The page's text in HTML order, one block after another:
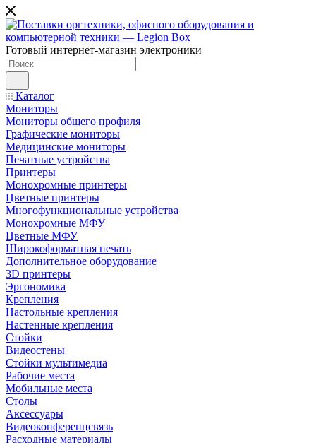
Готовый интернет-магазин электроники
Каталог
Мониторы
Мониторы общего профиля
Графические мониторы
Медицинские мониторы
Печатные устройства
Принтеры
Моноxромныe принтеры
Цвeтныe принтеры
Многофункциональные устройства
Монохромные МФУ
Цветные МФУ
Широкоформатная печать
Дополнительное оборудование
3D принтеры
Эргономика
Крепления
Настольные крепления
Настенные крепления
Стойки
Видеостены
Стойки мультимедиа
Рабочие места
Мобильные места
Столы
Аксессуары
Видеоконференцсвязь
Расходные материалы